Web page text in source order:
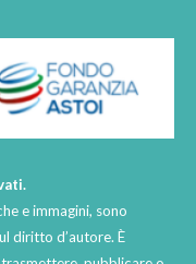
e immagini, sono
diritto d’autore. È